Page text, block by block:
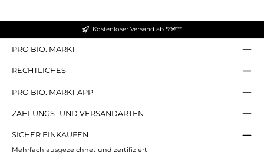
Kostenloser Versand ab 59€**
PRO BIO. MARKT
RECHTLICHES
PRO BIO. MARKT APP
ZAHLUNGS- UND VERSANDARTEN
SICHER EINKAUFEN
Mehrfach ausgezeichnet und zertifiziert!